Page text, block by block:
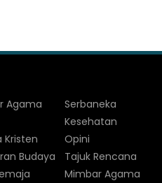
Agama
Kristen
Budaya
Serbaneka
Kesehatan
Opini
Tajuk Rencana
Mimbar Agama